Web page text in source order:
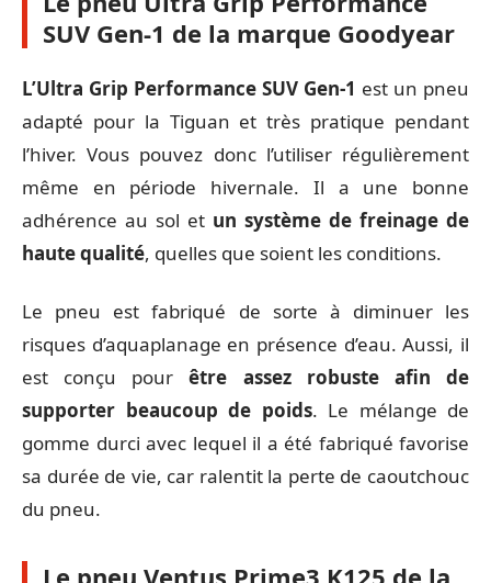
SUV Gen-1 de la marque Goodyear
L’Ultra Grip Performance SUV Gen-1 est un pneu
adapté pour la Tiguan et très pratique pendant
l’hiver. Vous pouvez donc l’utiliser régulièrement
même en période hivernale. Il a une bonne
adhérence au sol et un système de freinage de
haute qualité, quelles que soient les conditions.
Le pneu est fabriqué de sorte à diminuer les
risques d’aquaplanage en présence d’eau. Aussi, il
est conçu pourêtre assez robuste afin de
supporter beaucoup de poids. Le mélange de
gomme durci avec lequel il a été fabriqué favorise
sa durée de vie, car ralentit la perte de caoutchouc
du pneu.
Le pneu Ventus Prime3 K125 de la